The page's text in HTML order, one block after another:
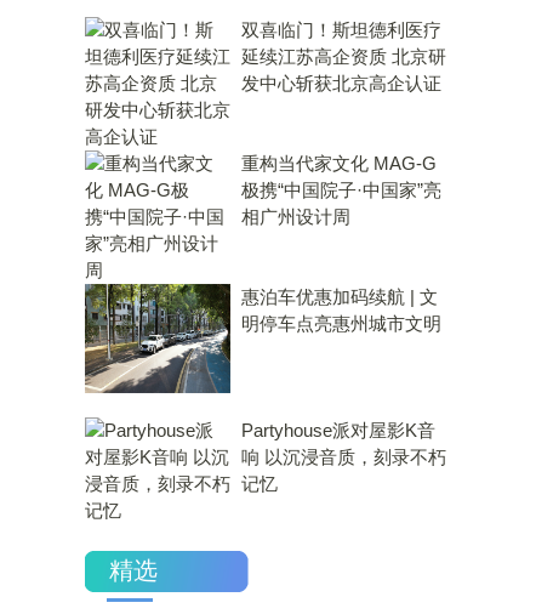
双喜临门！斯坦德利医疗
延续江苏高企资质 北京研
发中心斩获北京高企认证
重构当代家文化 MAG-G
极携“中国院子·中国家”亮
相广州设计周
惠泊车优惠加码续航 | 文
明停车点亮惠州城市文明
Partyhouse派对屋影K音
响 以沉浸音质，刻录不朽
记忆
精选